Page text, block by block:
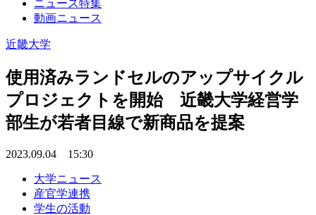
ニュース特集
動画ニュース
近畿大学
使用済みランドセルのアップサイクル
プロジェクトを開始 近畿大学経営学
部生が若者目線で新商品を提案
2023.09.04 15:30
大学ニュース
産官学連携
学生の活動